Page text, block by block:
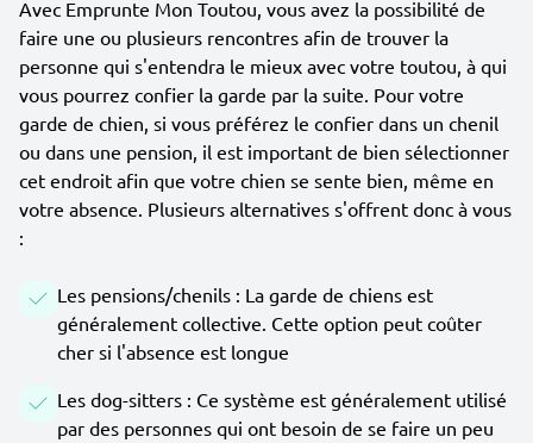
Avec Emprunte Mon Toutou, vous avez la possibilité de
faire une ou plusieurs rencontres afin de trouver la
personne qui s'entendra le mieux avec votre toutou, à qui
vous pourrez confier la garde par la suite. Pour votre
garde de chien, si vous préférez le confier dans un chenil
ou dans une pension, il est important de bien sélectionner
cet endroit afin que votre chien se sente bien, même en
votre absence. Plusieurs alternatives s'offrent donc à vous
:
Les pensions/chenils : La garde de chiens est
généralement collective. Cette option peut coûter
cher si l'absence est longue
Les dog-sitters : Ce système est généralement utilisé
par des personnes qui ont besoin de se faire un peu